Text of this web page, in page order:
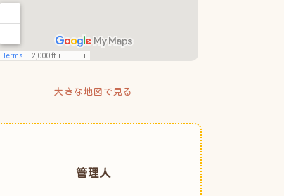
大きな地図で見る
管理人